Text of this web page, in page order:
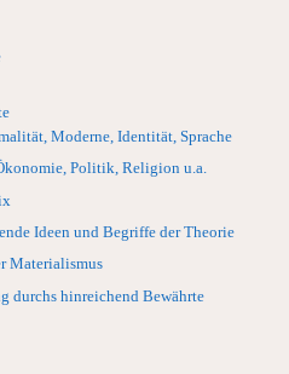
Moderne, Identität, Sprache
Politik, Religion u.a.
Ideen und Begriffe der Theorie
Materialismus
durchs hinreichend Bewährte